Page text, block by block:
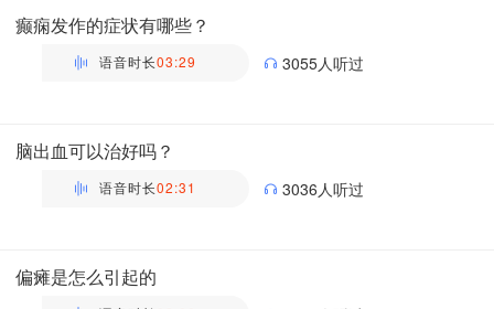
癫痫发作的症状有哪些？
语音时长03:29 3055人听过
脑出血可以治好吗？
语音时长02:31 3036人听过
偏瘫是怎么引起的